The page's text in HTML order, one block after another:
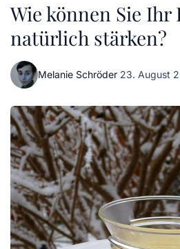
Wie können Sie
natürlich stärken?
Melanie Schröder·23. August